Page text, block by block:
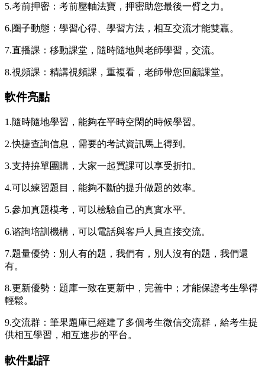
5.考前押密：考前壓軸法寶，押密助您最後一臂之力。
6.圈子動態：學習心得、學習方法，相互交流才能雙贏。
7.直播課：移動課堂，隨時隨地與老師學習，交流。
8.視頻課：精講視頻課，重複看，老師帶您回顧課堂。
軟件亮點
1.隨時隨地學習，能夠在平時空閑的時候學習。
2.快捷查詢信息，需要的考試資訊馬上得到。
3.支持拚單團購，大家一起買課可以享受折扣。
4.可以練習題目，能夠不斷的提升做題的效率。
5.參加真題模考，可以檢驗自己的真實水平。
6.谘詢培訓機構，可以電話與客戶人員直接交流。
7.題量優勢：別人有的題，我們有，別人沒有的題，我們還
有。
8.更新優勢：題庫一致在更新中，完善中；才能保證考生學得
輕鬆。
9.交流群：筆果題庫已經建了多個考生微信交流群，給考生提
供相互學習，相互進步的平台。
軟件點評